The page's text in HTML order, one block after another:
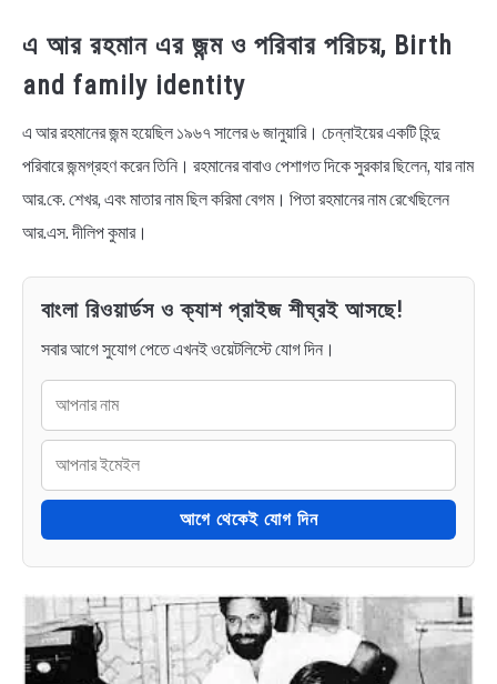
এ আর রহমান এর জন্ম ও পরিবার পরিচয়, Birth
and family identity
এ আর রহমানের জন্ম হয়েছিল ১৯৬৭ সালের ৬ জানুয়ারি। চেন্নাইয়ের একটি হিন্দু
পরিবারে জন্মগ্রহণ করেন তিনি। রহমানের বাবাও পেশাগত দিকে সুরকার ছিলেন, যার নাম
আর.কে. শেখর, এবং মাতার নাম ছিল করিমা বেগম। পিতা রহমানের নাম রেখেছিলেন
আর.এস. দীলিপ কুমার।
বাংলা রিওয়ার্ডস ও ক্যাশ প্রাইজ শীঘ্রই আসছে!
সবার আগে সুযোগ পেতে এখনই ওয়েটলিস্টে যোগ দিন।
আগে থেকেই যোগ দিন